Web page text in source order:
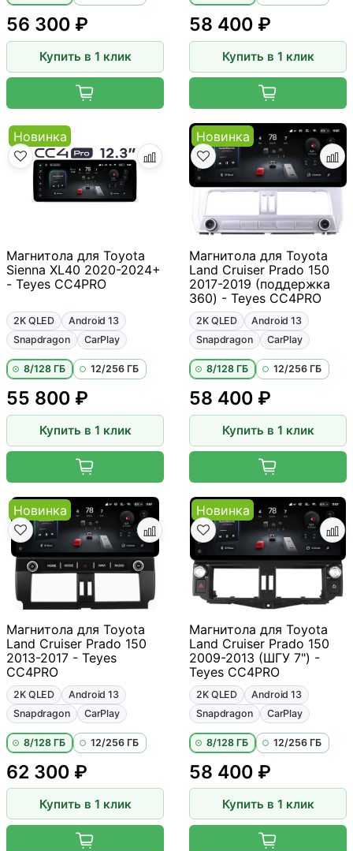
56 300 ₽
Купить в 1 клик
58 400 ₽
Купить в 1 клик
Новинка
Магнитола для Toyota
Sienna XL40 2020-2024+
- Teyes CC4PRO
2K QLED
Android 13
Snapdragon
CarPlay
8/128 ГБ 12/256 ГБ
55 800 ₽
Купить в 1 клик
Новинка
Магнитола для Toyota
Land Cruiser Prado 150
2017-2019 (поддержка
360) - Teyes CC4PRO
2K QLED
Android 13
Snapdragon
CarPlay
8/128 ГБ 12/256 ГБ
58 400 ₽
Купить в 1 клик
Новинка
Магнитола для Toyota
Land Cruiser Prado 150
2013-2017 - Teyes
CC4PRO
2K QLED
Android 13
Snapdragon
CarPlay
8/128 ГБ 12/256 ГБ
62 300 ₽
Купить в 1 клик
Новинка
Магнитола для Toyota
Land Cruiser Prado 150
2009-2013 (ШГУ 7") -
Teyes CC4PRO
2K QLED
Android 13
Snapdragon
CarPlay
8/128 ГБ 12/256 ГБ
58 400 ₽
Купить в 1 клик